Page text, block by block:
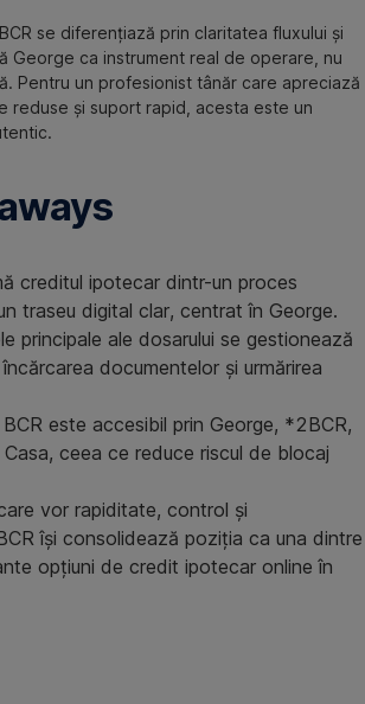
se diferențiază prin claritatea fluxului și
George ca instrument real de operare, nu
Pentru un profesionist tânăr care apreciază
reduse și suport rapid, acesta este un
creditul ipotecar dintr-un proces
traseu digital clar, centrat în George.
principale ale dosarului se gestionează
documentelor și urmărirea
este accesibil prin George, *2BCR,
ceea ce reduce riscul de blocaj
vor rapiditate, control și
își consolidează poziția ca una dintre
opțiuni de credit ipotecar online în